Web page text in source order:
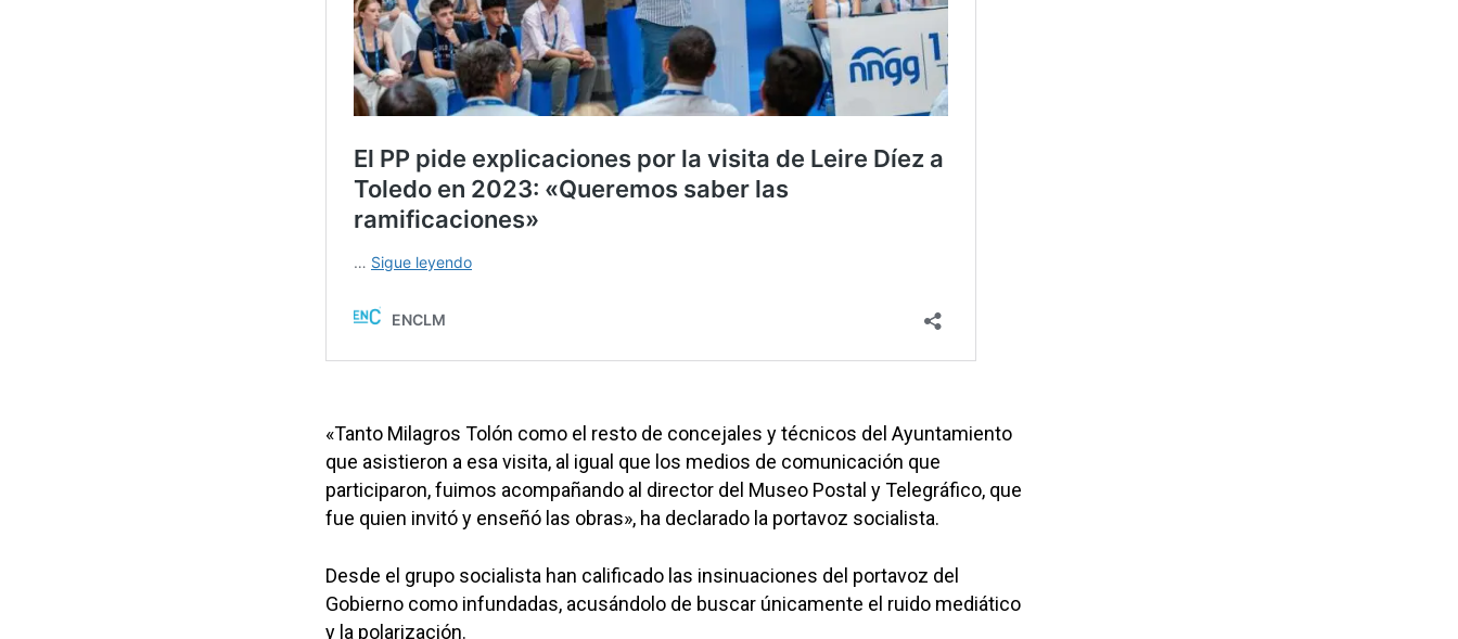
«Tanto Milagros Tolón como el resto de concejales y técnicos del Ayuntamiento
que asistieron a esa visita, al igual que los medios de comunicación que
participaron, fuimos acompañando al director del Museo Postal y Telegráfico, que
fue quien invitó y enseñó las obras», ha declarado la portavoz socialista.
Desde el grupo socialista han calificado las insinuaciones del portavoz del
Gobierno como infundadas, acusándolo de buscar únicamente el ruido mediático
y la polarización.